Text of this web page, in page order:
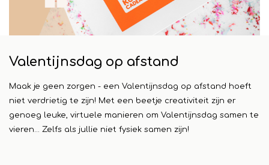
Valentijnsdag op afstand
Maak je geen zorgen - een Valentijnsdag op afstand hoeft
niet verdrietig te zijn! Met een beetje creativiteit zijn er
genoeg leuke, virtuele manieren om Valentijnsdag samen te
vieren... Zelfs als jullie niet fysiek samen zijn!